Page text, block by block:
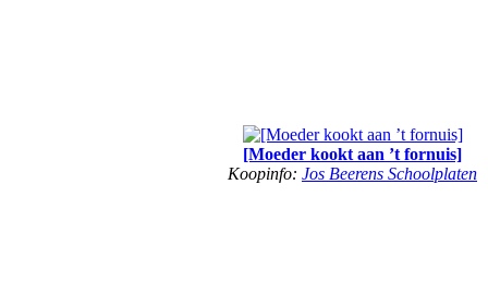
[Moeder kookt aan ’t fornuis]
Koopinfo: Jos Beerens Schoolplaten